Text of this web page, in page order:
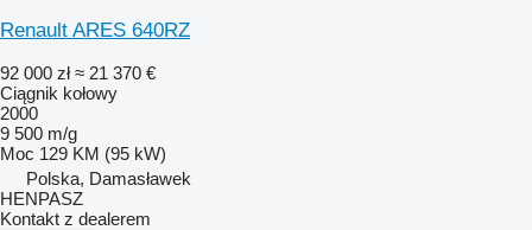
Renault ARES 640RZ
92 000 zł ≈ 21 370 €
Ciągnik kołowy
2000
9 500 m/g
Moc 129 KM (95 kW)
Polska, Damasławek
HENPASZ
Kontakt z dealerem